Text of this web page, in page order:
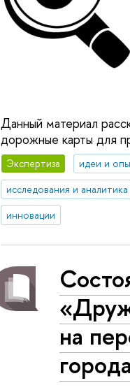
Данный материал
дорожные карты для
Экспертиза идеи и
исследования и аналитика
инновации
на